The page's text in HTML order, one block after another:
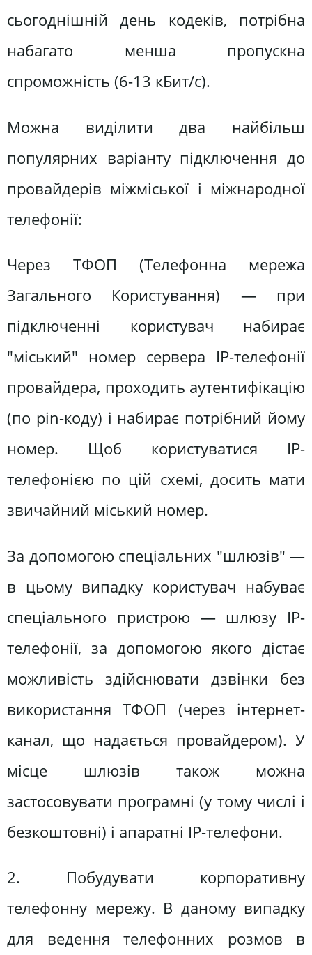
сьогоднішній день кодеків, потрібна
набагато менша пропускна
спроможність (6-13 кБит/с).
Можна виділити два найбільш
популярних варіанту підключення до
провайдерів міжміської і міжнародної
телефонії:
Через ТФОП (Телефонна мережа
Загального Користування) — при
підключенні користувач набирає
"міський" номер сервера IP-телефонії
провайдера, проходить аутентифікацію
(по pin-коду) і набирає потрібний йому
номер. Щоб користуватися IP-
телефонією по цій схемі, досить мати
звичайний міський номер.
За допомогою спеціальних "шлюзів" —
в цьому випадку користувач набуває
спеціального пристрою — шлюзу IP-
телефонії, за допомогою якого дістає
можливість здійснювати дзвінки без
використання ТФОП (через інтернет-
канал, що надається провайдером). У
місце шлюзів також можна
застосовувати програмні (у тому числі і
безкоштовні) і апаратні IP-телефони.
2. Побудувати корпоративну
телефонну мережу. В даному випадку
для ведення телефонних розмов в